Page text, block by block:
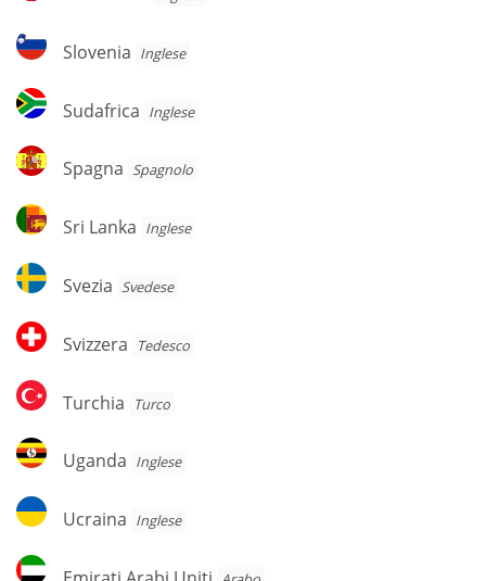
Slovenia
Slovenia Inglese
Sudafrica
Sudafrica Inglese
Spagna
Spagna Spagnolo
Sri
Lanka
Sri Lanka Inglese
Svezia
Svezia Svedese
Svizzera
Svizzera Tedesco
Turchia
Turchia Turco
Uganda
Uganda Inglese
Ucraina
Ucraina Inglese
Emirati